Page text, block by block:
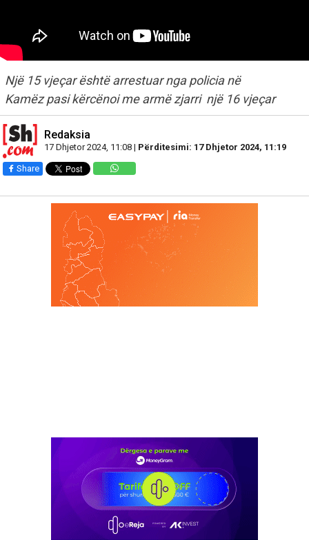
Një 15 vjeçar është arrestuar nga policia në
Kamëz pasi kërcënoi me armë zjarri një 16 vjeçar
Redaksia
17 Dhjetor 2024, 11:08 | Përditesimi: 17 Dhjetor 2024, 11:19
Share